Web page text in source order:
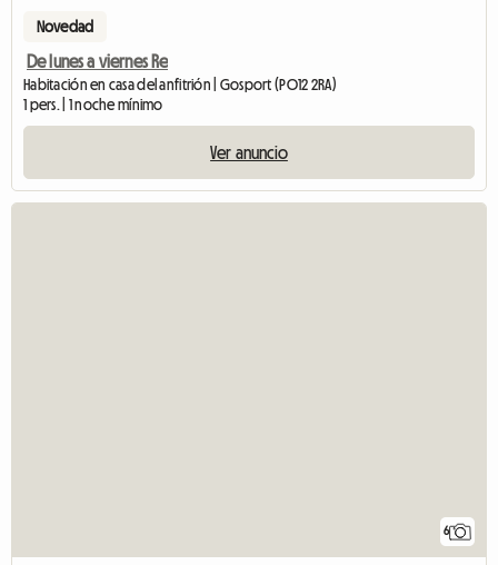
Novedad
De lunes a viernes Re
Habitación en casa del anfitrión | Gosport (PO12 2RA)
1 pers. | 1 noche mínimo
Ver anuncio
6